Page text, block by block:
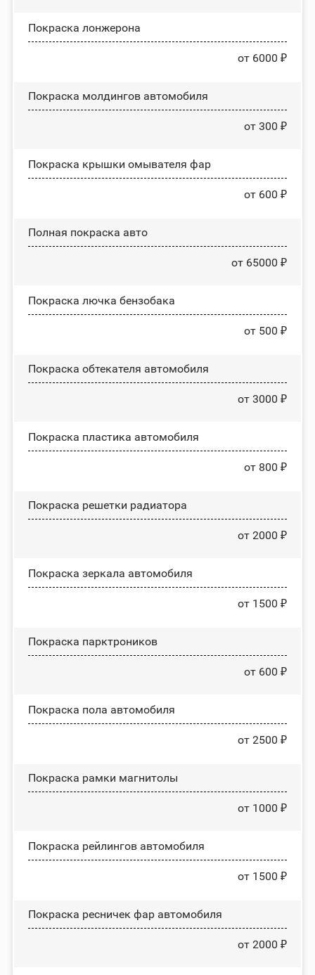
Покраска лонжерона
от 6000 ₽
Покраска молдингов автомобиля
от 300 ₽
Покраска крышки омывателя фар
от 600 ₽
Полная покраска авто
от 65000 ₽
Покраска лючка бензобака
от 500 ₽
Покраска обтекателя автомобиля
от 3000 ₽
Покраска пластика автомобиля
от 800 ₽
Покраска решетки радиатора
от 2000 ₽
Покраска зеркала автомобиля
от 1500 ₽
Покраска парктроников
от 600 ₽
Покраска пола автомобиля
от 2500 ₽
Покраска рамки магнитолы
от 1000 ₽
Покраска рейлингов автомобиля
от 1500 ₽
Покраска ресничек фар автомобиля
от 2000 ₽